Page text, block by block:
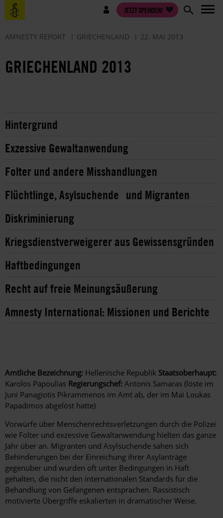
Direkt
zum
Benutzermenü JETZT SPENDEN!
AMNESTY REPORT GRIECHENLAND 22. MAI 2013
GRIECHENLAND 2013
Hintergrund
Exzessive Gewaltanwendung
Folter und andere Misshandlungen
Flüchtlinge, Asylsuchende und Migranten
Diskriminierung
Kriegsdienstverweigerer aus Gewissensgründen
Haftbedingungen
Recht auf freie Meinungsäußerung
Amnesty International: Missionen und Berichte
Amtliche Bezeichnung: Hellenische Republik Staatsoberhaupt:
Karolos Papoulias Regierungschef: Antonis Samaras (löste im
Juni Panagiotis Pikrammenos im Amt ab, der im Mai Loukas
Papadimos abgelöst hatte)
Vorwürfe über Menschenrechtsverletzungen durch die Polizei
wie Folter und exzessive Gewaltanwendung hielten das ganze
Jahr über an. Migranten und Asylsuchende sahen sich
Behinderungen bei der Einreichung ihrer Asylanträge
gegenüber und wurden oft unter Bedingungen in Haft
gehalten, die nicht den internationalen Standards für die
Behandlung von Gefangenen entsprachen. Rassistisch
motivierte Übergriffe eskalierten in dramatischer Weise.